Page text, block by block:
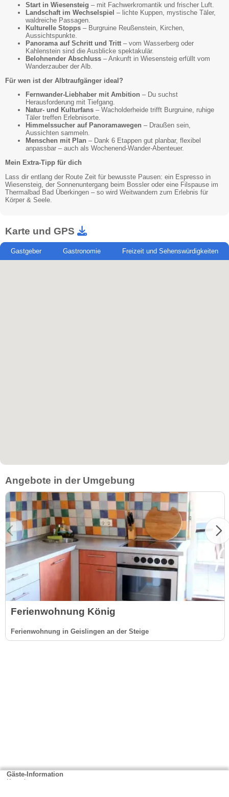
Start in Wiesensteig – mit Fachwerkromantik und frischer Luft.
Landschaft im Wechselspiel – lichte Kuppen, mystische Täler,
waldreiche Passagen.
Kulturelle Stopps – Burgruine Reußenstein, Kirchen,
Aussichtspunkte.
Panorama auf Schritt und Tritt – vom Wasserberg oder
Kahlenstein sind die Ausblicke spektakulär.
Belohnender Abschluss – Ankunft in Wiesensteig erfüllt vom
Wanderzauber der Alb.
Für wen ist der Albtraufgänger ideal?
Fernwander-Liebhaber mit Ambition – Du suchst
Herausforderung mit Tiefgang.
Natur- und Kulturfans – Wacholderheide trifft Burgruine, ruhige
Täler treffen Erlebnisorte.
Himmelssucher auf Panoramawegen – Draußen sein,
Aussichten sammeln.
Menschen mit Plan – Dank 6 Etappen gut planbar, flexibel
anpassbar – auch als Wochenend-Wander-Abenteuer.
Mein Extra-Tipp für dich
Lass dir entlang der Route Zeit für bewusste Pausen: ein Espresso in
Wiesensteig, der Sonnenuntergang beim Bossler oder eine Filspause im
Thermalbad Bad Überkingen – so wird Weitwandern zum Erlebnis für
Körper & Seele.
Karte und GPS
Gastgeber Gastronomie Freizeit und Sehenswürdigkeiten
Angebote in der Umgebung
Ferien­wohnung König
Ferienwohnung in Geislingen an der Steige
Gäste-Information
Kontakt